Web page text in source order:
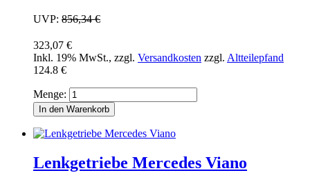
UVP: 856,34 €
323,07 €
Inkl. 19% MwSt., zzgl. Versandkosten zzgl. Altteilepfand
124.8 €
Menge:
In den Warenkorb
Lenkgetriebe Mercedes Viano